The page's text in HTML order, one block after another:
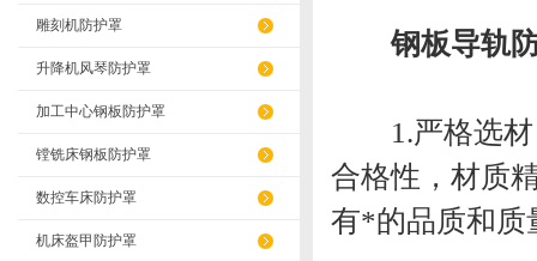
雕刻机防护罩
升降机风琴防护罩
加工中心钢板防护罩
镗铣床钢板防护罩
数控车床防护罩
机床盔甲防护罩
钢板导轨
1.严格选材
合格性，材质
有*的品质和质